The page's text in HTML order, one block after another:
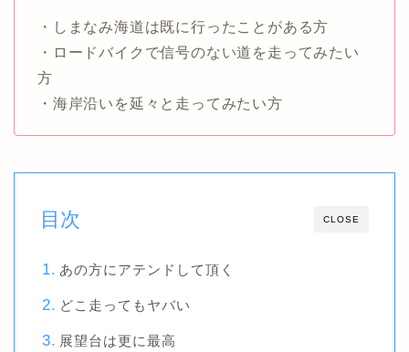
・しまなみ海道は既に行ったことがある方
・ロードバイクで信号のない道を走ってみたい
方
・海岸沿いを延々と走ってみたい方
CLOSE
目次
あの方にアテンドして頂く
どこ走ってもヤバい
展望台は更に最高